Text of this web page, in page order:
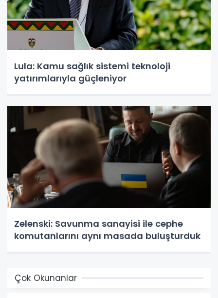
Lula: Kamu sağlık sistemi teknoloji
yatırımlarıyla güçleniyor
Zelenski: Savunma sanayisi ile cephe
komutanlarını aynı masada buluşturduk
Çok Okunanlar